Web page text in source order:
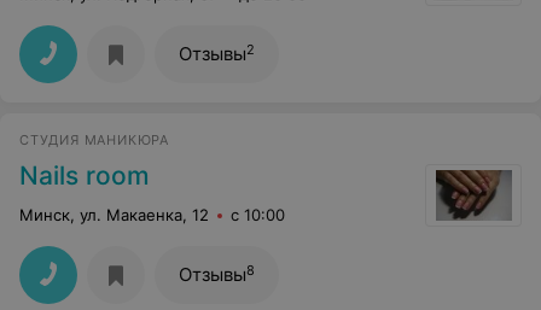
Отзывы2
СТУДИЯ МАНИКЮРА
Nails room
Минск, ул. Макаенка, 12 с 10:00
Отзывы8